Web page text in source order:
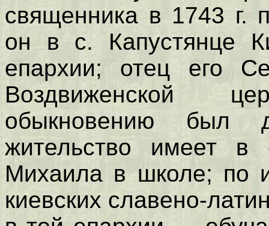
священника в 1743 г.
он в с. Капустянце
епархии; отец его
Воздвиженской
обыкновению был
жительство имеет
Михаила в школе; по
киевских славено-